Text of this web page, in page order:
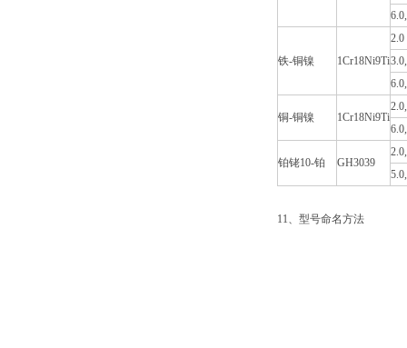
铁-铜镍 1Cr18Ni9Ti
2.0
铜-铜镍 1Cr18Ni9Ti
铂铑10-铂 GH3039
11、型号命名方法